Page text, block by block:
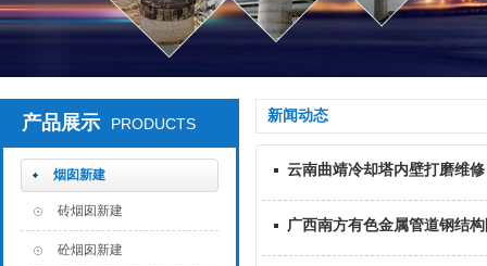
产品展示 PRODUCTS
烟囱新建
砖烟囱新建
砼烟囱新建
新闻动态
云南曲靖冷却塔内壁打磨维修
广西南方有色金属管道钢结